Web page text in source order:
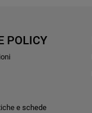
POLICY
e schede